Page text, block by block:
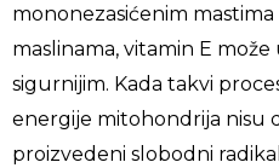
mononezasićenim
maslinama, vitamin E
sigurnijim. Kada takvi
energije mitohondrija nisu
proizvedeni slobodni